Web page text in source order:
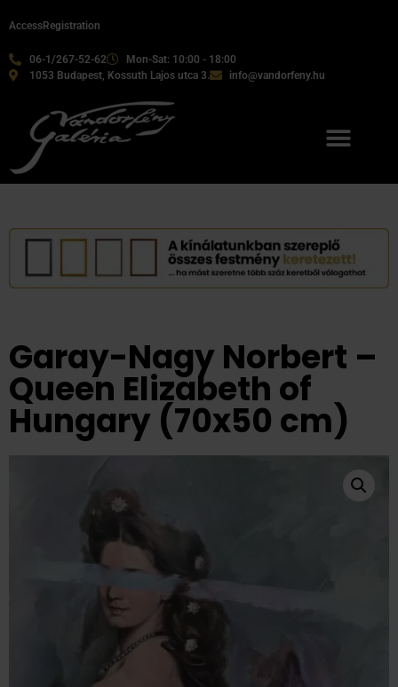
06-1/267-52-62
Mon-Sat: 10:00 - 18:00
1053 Budapest, Kossuth Lajos utca 3.
info@vandorfeny.hu
AccessRegistration
Garay-Nagy Norbert –
Queen Elizabeth of
Hungary (70x50 cm)